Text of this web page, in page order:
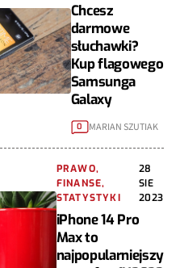
Chcesz
darmowe
słuchawki?
Kup flagowego
Samsunga
Galaxy
0 MARIAN SZUTIAK
PRAWO,
FINANSE,
STATYSTYKI
28
SIE
2023
iPhone 14 Pro
Max to
najpopularniejszy